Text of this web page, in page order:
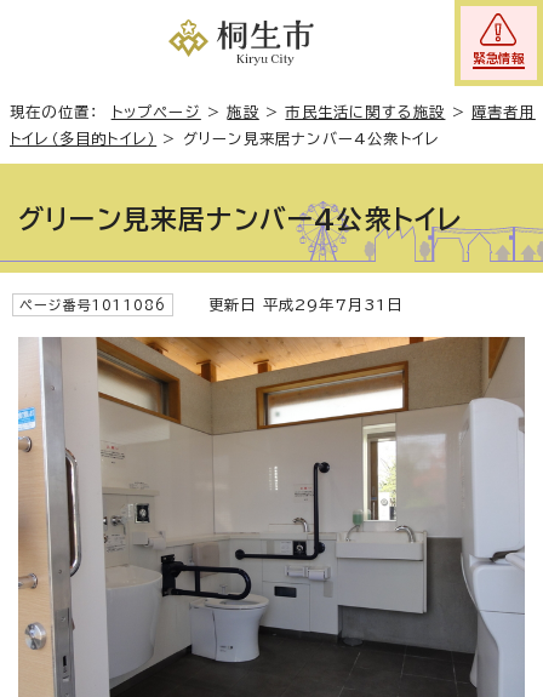
緊急情報
現在の位置： トップページ >施設 >市民生活に関する施設 >
障害者用
トイレ（多目的トイレ）
> グリーン見来居ナンバー4公衆トイレ
グリーン見来居ナンバー4公衆トイレ
ページ番号1011086 更新日 平成29年7月31日